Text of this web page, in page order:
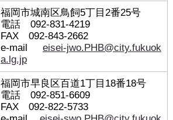
福岡市城南区鳥飼5丁目2番25号
電話 092-831-4219
FAX 092-843-2662
e-mail eisei-jwo.PHB@city.fukuok
a.lg.jp
福岡市早良区百道1丁目18番18号
電話 092-851-6609
FAX 092-822-5733